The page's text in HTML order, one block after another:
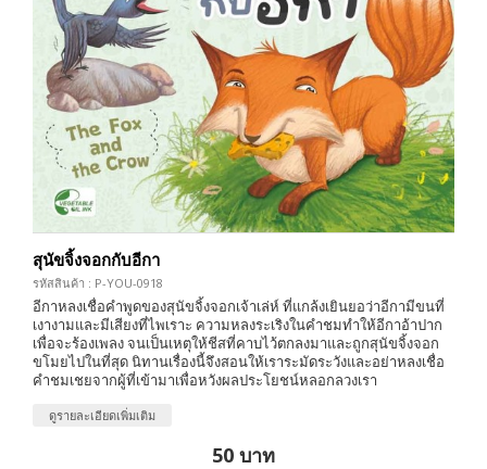
สุนัขจิ้งจอกกับอีกา
รหัสสินค้า : P-YOU-0918
อีกาหลงเชื่อคำพูดของสุนัขจิ้งจอกเจ้าเล่ห์ ที่แกล้งเยินยอว่าอีกามีขนที่
เงางามและมีเสียงที่ไพเราะ ความหลงระเริงในคำชมทำให้อีกาอ้าปาก
เพื่อจะร้องเพลง จนเป็นเหตุให้ชีสที่คาบไว้ตกลงมาและถูกสุนัขจิ้งจอก
ขโมยไปในที่สุด นิทานเรื่องนี้จึงสอนให้เราระมัดระวังและอย่าหลงเชื่อ
คำชมเชยจากผู้ที่เข้ามาเพื่อหวังผลประโยชน์หลอกลวงเรา
ดูรายละเอียดเพิ่มเติม
50 บาท